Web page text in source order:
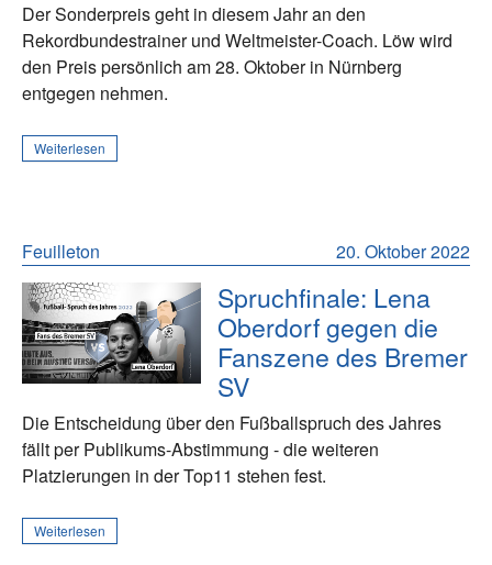
Der Sonderpreis geht in diesem Jahr an den
Rekordbundestrainer und Weltmeister-Coach. Löw wird
den Preis persönlich am 28. Oktober in Nürnberg
entgegen nehmen.
Weiterlesen
20. Oktober 2022
Feuilleton
Spruchfinale: Lena
Oberdorf gegen die
Fanszene des Bremer
SV
Die Entscheidung über den Fußballspruch des Jahres
fällt per Publikums-Abstimmung - die weiteren
Platzierungen in der Top11 stehen fest.
Weiterlesen